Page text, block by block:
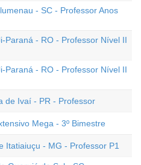
- SC - Professor Anos
Paraná - RO - Professor Nível II
Paraná - RO - Professor Nível II
de Ivaí - PR - Professor
Mega - 3º Bimestre
Itatiaiuçu - MG - Professor P1